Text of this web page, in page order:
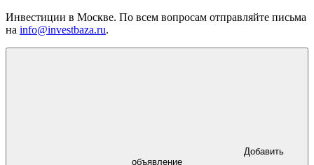
Инвестиции в Москве. По всем вопросам отправляйте письма
на info@investbaza.ru.
Добавить
объявление